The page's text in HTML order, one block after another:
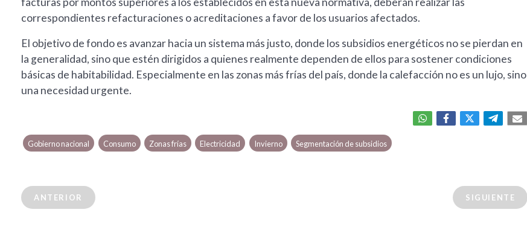
correspondientes refacturaciones o acreditaciones a favor de los usuarios afectados.
El objetivo de fondo es avanzar hacia un sistema más justo, donde los subsidios energéticos no se pierdan en
la generalidad, sino que estén dirigidos a quienes realmente dependen de ellos para sostener condiciones
básicas de habitabilidad. Especialmente en las zonas más frías del país, donde la calefacción no es un lujo, sino
una necesidad urgente.
Gobierno nacional Consumo Zonas frías Electricidad Invierno Segmentación de subsidios
ANTERIOR SIGUIENTE